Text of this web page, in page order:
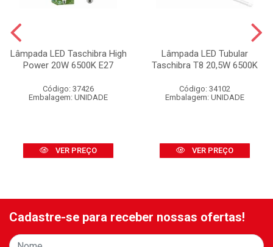
Lâmpada LED Taschibra High
Power 20W 6500K E27
Código: 37426
Embalagem: UNIDADE
VER PREÇO
Lâmpada LED Tubular
Taschibra T8 20,5W 6500K
Código: 34102
Embalagem: UNIDADE
VER PREÇO
Cadastre-se para receber nossas ofertas!